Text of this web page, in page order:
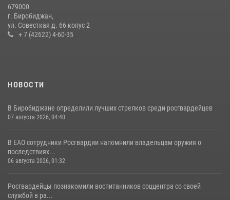
Первых основам самообороны
13 июля 2026, 02:04 3
679000
г. Биробиджан,
ул. Совесткая д. 66 копус 2
+ 7 (42622) 4-60-35
НОВОСТИ
В Биробиджане определили лучших стрелков среди росгвардейцев
07 августа 2026, 04:40
В ЕАО сотрудники Росгвардии напомнили владельцам оружия о
последствиях...
06 августа 2026, 01:32
Росгвардейцы познакомили воспитанников соццентра со своей
службой в ра...